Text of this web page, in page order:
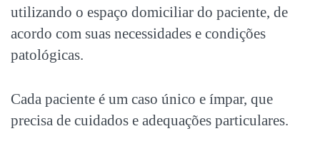
utilizando o espaço domiciliar do paciente, de
acordo com suas necessidades e condições
patológicas.
Cada paciente é um caso único e ímpar, que
precisa de cuidados e adequações particulares.